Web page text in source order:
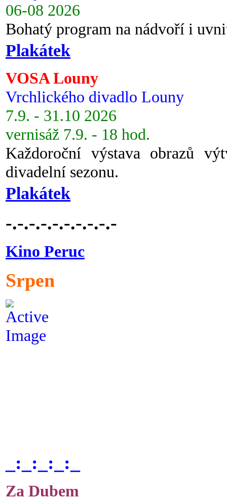
06-08 2026
Bohatý program na nádvoří i
Plakátek
VOSA Louny
Vrchlického divadlo Louny
7.9. - 31.10 2026
vernisáž 7.9. - 18 hod.
Každoroční výstava obrazů
divadelní sezonu.
Plakátek
-.-.-.-.-.-.-.-.-.-
Kino Peruc
Srpen
_:_:_:_:_
Za Dubem